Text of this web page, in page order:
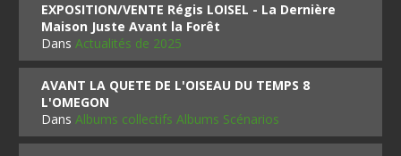
EXPOSITION/VENTE Régis LOISEL - La Dernière
Maison Juste Avant la Forêt
DansActualités de 2025
AVANT LA QUETE DE L'OISEAU DU TEMPS 8
L'OMEGON
DansAlbums collectifs Albums Scénarios